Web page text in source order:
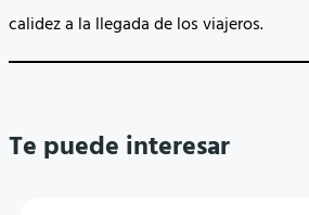
calidez a la llegada de los viajeros.
Te puede interesar